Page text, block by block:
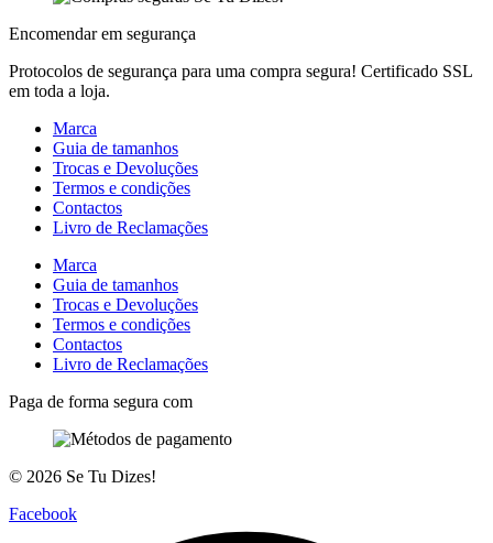
Encomendar em segurança
Protocolos de segurança para uma compra segura! Certificado SSL
em toda a loja.
Marca
Guia de tamanhos
Trocas e Devoluções
Termos e condições
Contactos
Livro de Reclamações
Marca
Guia de tamanhos
Trocas e Devoluções
Termos e condições
Contactos
Livro de Reclamações
Paga de forma segura com
© 2026 Se Tu Dizes!
Facebook